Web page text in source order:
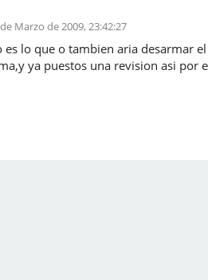
Marzo de 2009, 23:42:27
es lo que o tambien aria desarmar
ya puestos una revision asi por